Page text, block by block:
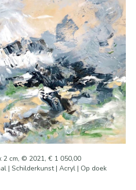
2 cm, © 2021, € 1 050,00
| Schilderkunst | Acryl | Op doek